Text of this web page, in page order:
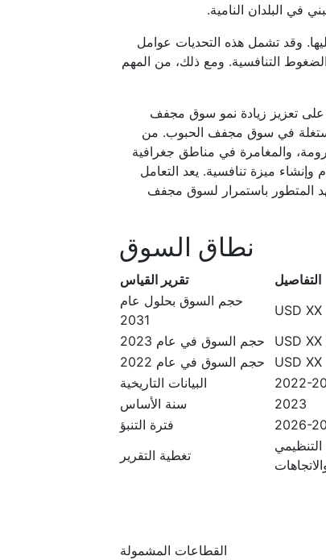
في البلدان النامية.
وقد تشمل هذه التحديات عوامل
التنافسية. ومع ذلك، من المهم
على تعزيز زيادة نمو سوق مجفف
مستغلة في سوق مجفف الحبوب. من
والمغامرة في مناطق جغرافية
ميزة تنافسية. يعد التعامل
المتطور باستمرار لسوق مجفف
نطاق السوق
تقرير القياس
التفاصيل
حجم السوق بحلول عام
2031
USD
حجم السوق في عام 2023
USD
حجم السوق في عام 2022
USD
البيانات التاريخية
2022-
سنة الأساس
2023
فترة التنبؤ
2026-
تغطية التقرير
التنظيمي
القطاعات المشمولة